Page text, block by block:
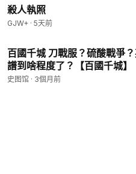
殺人執照
GJW+ · 5天前
百國千城 刀戰服？硫酸戰爭
譜到啥程度了？【百國千城】
史图馆 · 3個月前